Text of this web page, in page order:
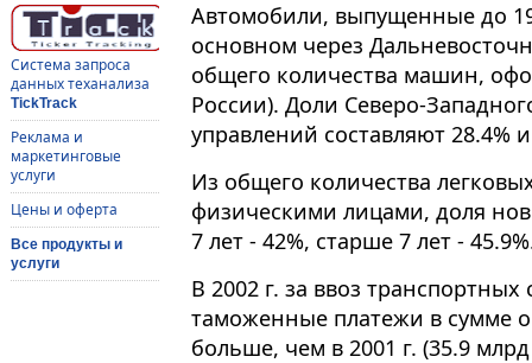
Система запроса
данных теханализа
TickTrack
Реклама и
маркетинговые
услуги
Цены и оферта
Все продукты и
услуги
Автомобили, выпущенные до
основном через
общего количества машин,
России). Доли Северо-
управлений составляют 28.4%
Из общего количества
физическими лицами, доля
7 лет - 42%, старше 7 лет -
В 2002 г. за ввоз
таможенные платежи в сумме
больше, чем в 2001 г. (35.9